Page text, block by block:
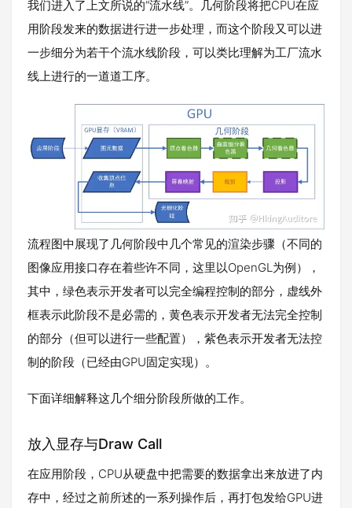
我们进入了上文所说的“流水线”。几何阶段将把CPU在应
用阶段发来的数据进行进一步处理，而这个阶段又可以进
一步细分为若干个流水线阶段，可以类比理解为工厂流水
线上进行的一道道工序。
流程图中展现了几何阶段中几个常见的渲染步骤（不同的
图像应用接口存在着些许不同，这里以OpenGL为例），
其中，绿色表示开发者可以完全编程控制的部分，虚线外
框表示此阶段不是必需的，黄色表示开发者无法完全控制
的部分（但可以进行一些配置），紫色表示开发者无法控
制的阶段（已经由GPU固定实现）。
下面详细解释这几个细分阶段所做的工作。
放入显存与Draw Call
在应用阶段，CPU从硬盘中把需要的数据拿出来放进了内
存中，经过之前所述的一系列操作后，再打包发给GPU进